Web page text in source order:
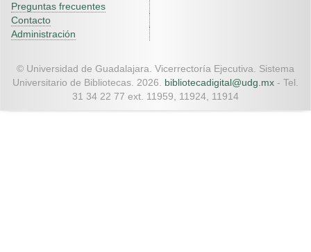
Preguntas frecuentes
Contacto
Administración
© Universidad de Guadalajara. Vicerrectoría Ejecutiva. Sistema
Universitario de Bibliotecas. 2026. bibliotecadigital@udg.mx - Tel.
31 34 22 77 ext. 11959, 11924, 11914